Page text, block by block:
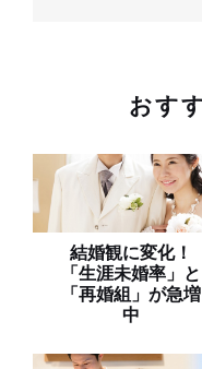
おす
結婚観に変化！
「生涯未婚率」と
「再婚組」が急増
中